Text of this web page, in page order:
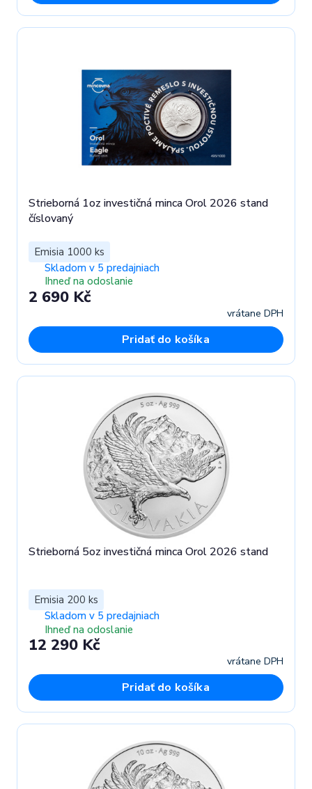
Strieborná 1oz investičná minca Orol 2026 stand
číslovaný
Emisia 1000 ks
Skladom v 5 predajniach
Ihneď na odoslanie
2 690 Kč
vrátane DPH
Pridať do košíka
Strieborná 5oz investičná minca Orol 2026 stand
Emisia 200 ks
Skladom v 5 predajniach
Ihneď na odoslanie
12 290 Kč
vrátane DPH
Pridať do košíka